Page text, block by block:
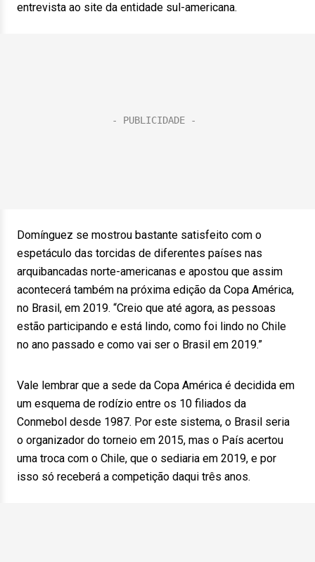
entrevista ao site da entidade sul-americana.
Domínguez se mostrou bastante satisfeito com o
espetáculo das torcidas de diferentes países nas
arquibancadas norte-americanas e apostou que assim
acontecerá também na próxima edição da Copa América,
no Brasil, em 2019. “Creio que até agora, as pessoas
estão participando e está lindo, como foi lindo no Chile
no ano passado e como vai ser o Brasil em 2019.”
Vale lembrar que a sede da Copa América é decidida em
um esquema de rodízio entre os 10 filiados da
Conmebol desde 1987. Por este sistema, o Brasil seria
o organizador do torneio em 2015, mas o País acertou
uma troca com o Chile, que o sediaria em 2019, e por
isso só receberá a competição daqui três anos.